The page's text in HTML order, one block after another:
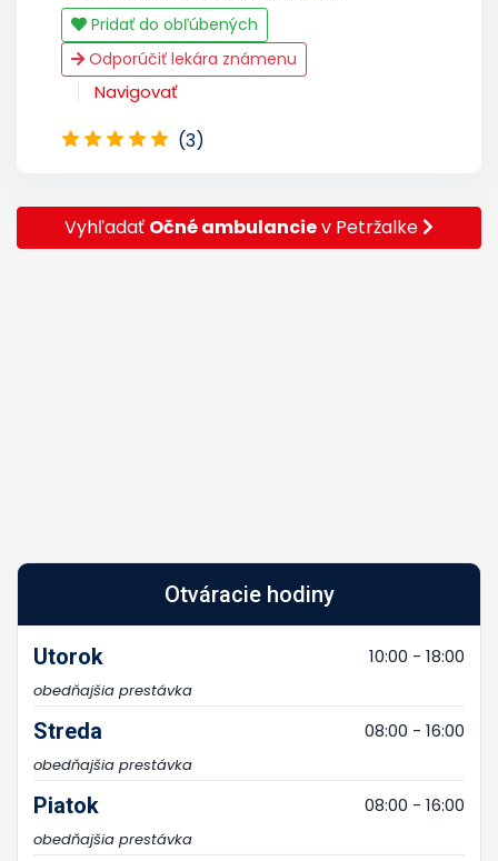
Pridať do obľúbených
Odporúčiť lekára známenu
Navigovať
(3)
Vyhľadať Očné ambulanciev Petržalke
Otváracie hodiny
Utorok 10:00 - 18:00
obedňajšia prestávka
Streda 08:00 - 16:00
obedňajšia prestávka
Piatok 08:00 - 16:00
obedňajšia prestávka